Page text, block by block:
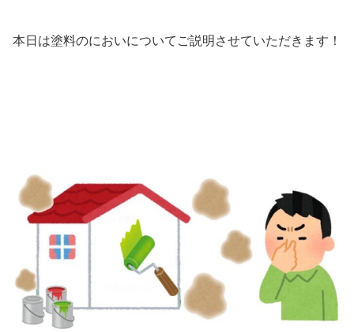
本日は塗料のにおいについてご説明させていただきます！